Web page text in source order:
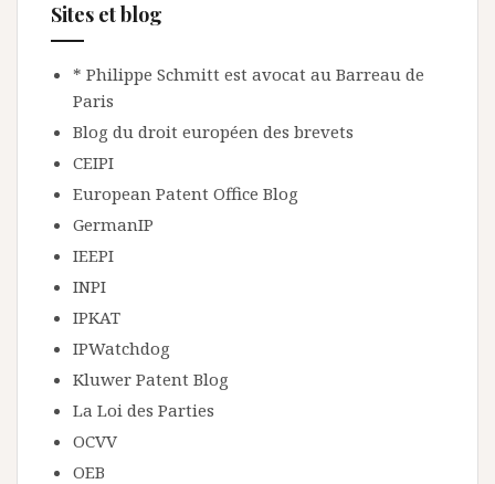
Sites et blog
* Philippe Schmitt est avocat au Barreau de
Paris
Blog du droit européen des brevets
CEIPI
European Patent Office Blog
GermanIP
IEEPI
INPI
IPKAT
IPWatchdog
Kluwer Patent Blog
La Loi des Parties
OCVV
OEB